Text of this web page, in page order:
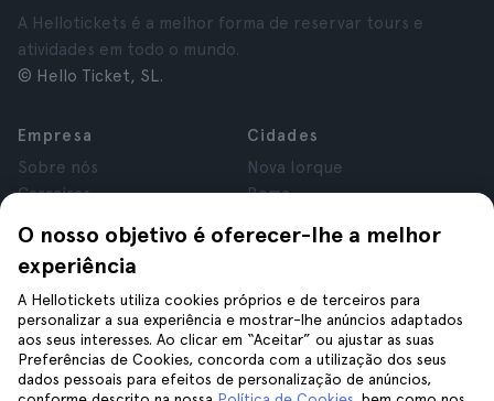
O nosso objetivo é oferecer-lhe a melhor
experiência
A Hellotickets utiliza cookies próprios e de terceiros para
personalizar a sua experiência e mostrar-lhe anúncios adaptados
aos seus interesses. Ao clicar em “Aceitar” ou ajustar as suas
Preferências de Cookies, concorda com a utilização dos seus
dados pessoais para efeitos de personalização de anúncios,
A Hellotickets é a melhor forma de reservar tours e
atividades em todo o mundo.
© Hello Ticket, SL.
Empresa
Sobre nós
Carreiras
Avaliações
Privacidade
Termos e Condições
Aviso Legal
Cookies
Cidades
Nova Iorque
Roma
Londres
Cracóvia
Tenerife